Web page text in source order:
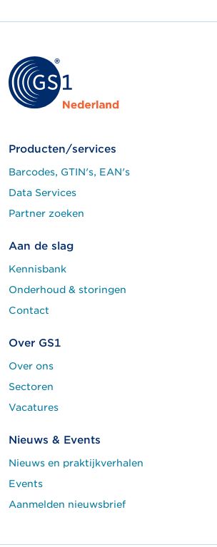
Producten/services
Barcodes, GTIN's, EAN's
Data Services
Partner zoeken
Aan de slag
Kennisbank
Onderhoud & storingen
Contact
Over GS1
Over ons
Sectoren
Vacatures
Nieuws & Events
Nieuws en praktijkverhalen
Events
Aanmelden nieuwsbrief